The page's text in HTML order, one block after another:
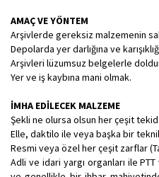
AMAÇ VE YÖNTEM
Arşivlerde gereksiz malzemenin
Depolarda yer darlığına ve
Arşivleri lüzumsuz belgelerle
Yer ve iş kaybına mani olmak.
İMHA EDİLECEK MALZEME
Şekli ne olursa olsun her çeşit tekid
Elle, daktilo ile veya başka bir
Resmi veya özel her çeşit zarflar
Adli ve idari yargı organları ile